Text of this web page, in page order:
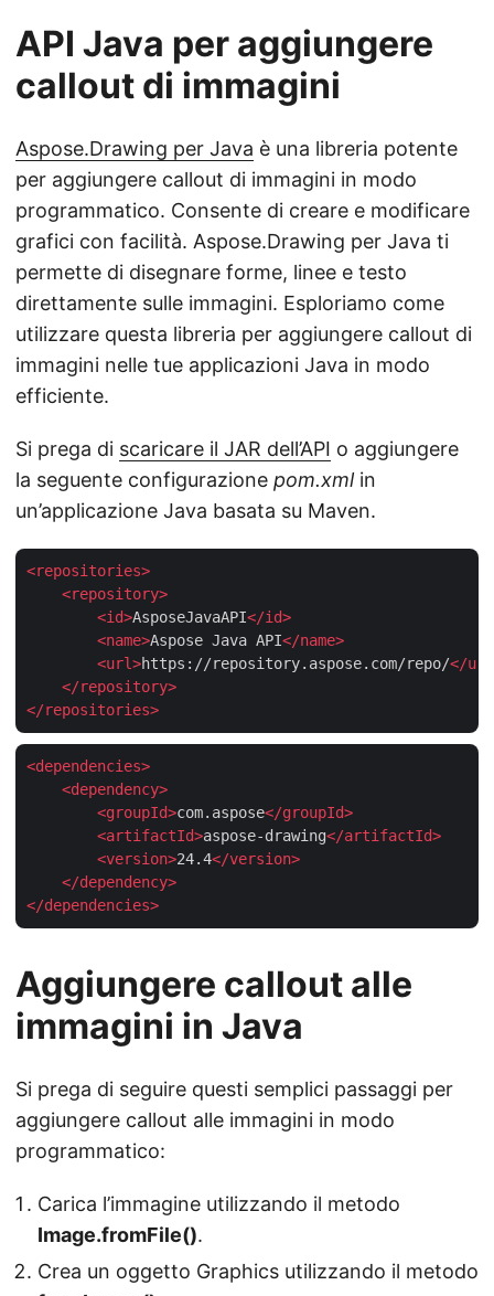
API Java per aggiungere
callout di immagini
Aspose.Drawing per Java è una libreria potente
per aggiungere callout di immagini in modo
programmatico. Consente di creare e modificare
grafici con facilità. Aspose.Drawing per Java ti
permette di disegnare forme, linee e testo
direttamente sulle immagini. Esploriamo come
utilizzare questa libreria per aggiungere callout di
immagini nelle tue applicazioni Java in modo
efficiente.
Si prega di scaricare il JAR dell’API o aggiungere
la seguente configurazione pom.xmlin
un’applicazione Java basata su Maven.
<repositories>
<repository>
<id>AsposeJavaAPI</id>
<name>Aspose Java API</name>
<url>https://repository.aspose.com/repo/</url
</repository>
</repositories>
<dependencies>
<dependency>
<groupId>com.aspose</groupId>
<artifactId>aspose-drawing</artifactId>
<version>24.4</version>
</dependency>
</dependencies>
Aggiungere callout alle
immagini in Java
Si prega di seguire questi semplici passaggi per
aggiungere callout alle immagini in modo
programmatico:
Carica l’immagine utilizzando il metodo
Image.fromFile().
Crea un oggetto Graphics utilizzando il metodo